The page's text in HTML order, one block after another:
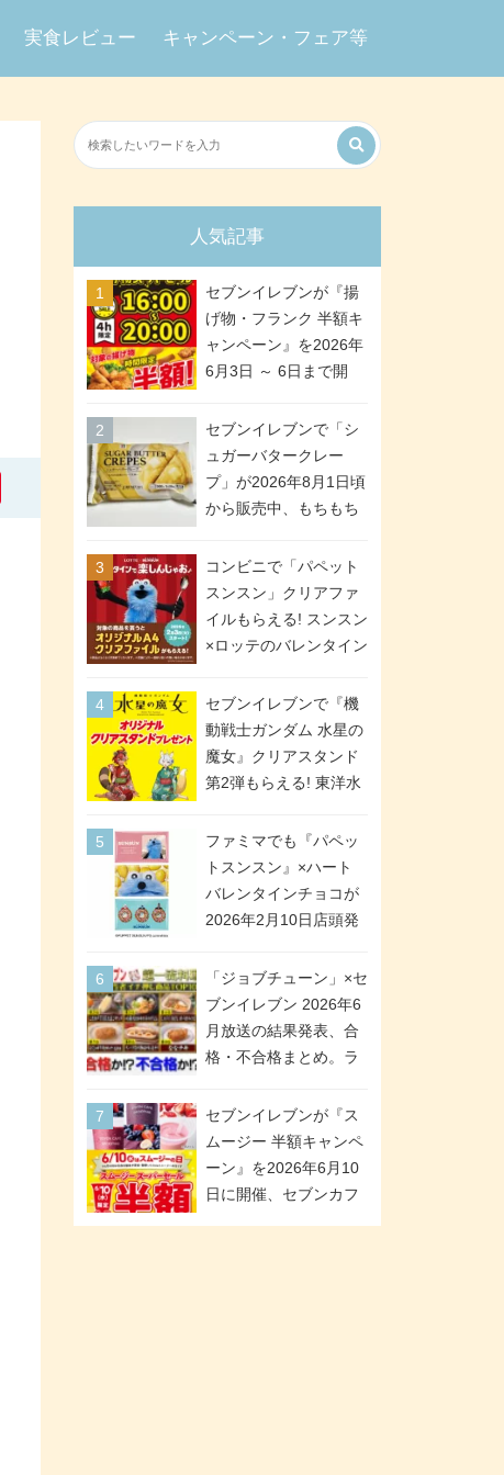
実食レビュー キャンペーン・フェア等
人気記事
セブンイレブンが『揚
げ物・フランク 半額キ
ャンペーン』を2026年
6月3日 ～ 6日まで開
などが「揚げ物スーパ
ーセール」でお得に! 各
日16:00 ～ 20:00の4時
間限定で実施。ななチ
メリカンドッグが税抜
セブンイレブンで「シ
ュガーバタークレー
プ」が2026年8月1日頃
から販売中、もちもち
シュガー＆バターをレ
ンジアップで手軽に楽
しめる冷凍食品。2個入
り
コンビニで「パペット
スンスン」クリアファ
イルもらえる! スンスン
×ロッテのバレンタイン
スタート。セブン、フ
ァミマ、ローソンの3社
で異なるデザイン＆対
象商品
セブンイレブンで『機
動戦士ガンダム 水星の
魔女』クリアスタンド
第2弾もらえる! 東洋水
ペーンが2026年5月26
日スタート。浴衣＆た
ぬき・キツネ姿のスレ
ッタ / ミオリネ / グエ
号・5号) / シャディク
が全6種のクリアスタン
ドになって登場!
ファミマでも『パペッ
トスンスン』×ハート
バレンタインチョコが
2026年2月10日店頭発
チョコ」「チョコ缶」
「ツインギフト」が登
場
「ジョブチューン」×セ
ブンイレブン 2026年6
月放送の結果発表、合
格・不合格まとめ。ラ
合格「金のハンバー
グ」。満場一致合格数
は6商品、合格数は2商
品。TVerでの見逃し配
セブンイレブンが『ス
ムージー 半額キャンペ
ーン』を2026年6月10
日に開催、セブンカフ